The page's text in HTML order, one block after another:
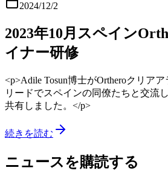
2024/12/2
2023年10月スペイン
イナー研修
<p>Adile Tosun博士がOrtheroクリア
リードでスペインの同僚たちと交流
共有しました。</p>
続きを読む
ニュースを購読する